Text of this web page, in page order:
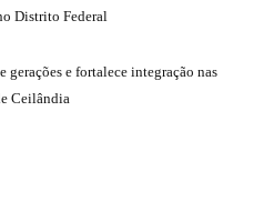
Distrito Federal
gerações e fortalece integração nas
Ceilândia